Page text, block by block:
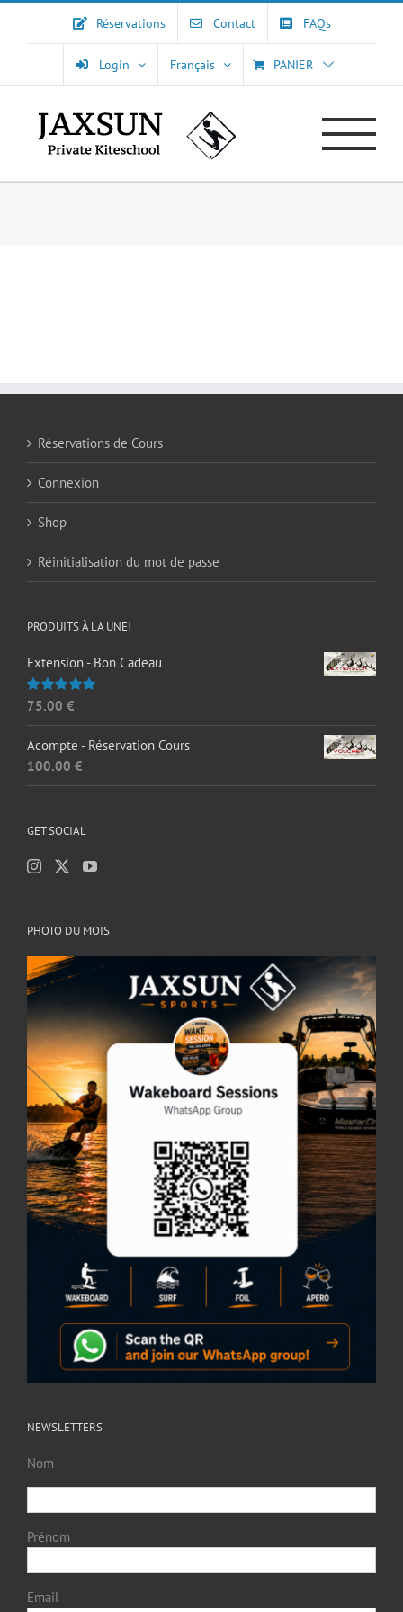
Réservations Contact FAQs
Login Français PANIER
Réservations de Cours
Connexion
Shop
Réinitialisation du mot de passe
PRODUITS À LA UNE!
Extension - Bon Cadeau
Note5.00
75.00 €
Acompte - Réservation Cours
100.00 €
GET SOCIAL
PHOTO DU MOIS
NEWSLETTERS
Nom
Prénom
Email